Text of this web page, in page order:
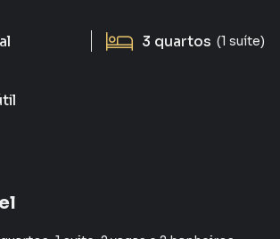
3 quartos (1 suíte)